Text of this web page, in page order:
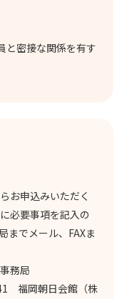
と密接な関係を有す
お申込みいただく
必要事項を記入の
までメール、FAXま
務局
福岡朝日会館（株